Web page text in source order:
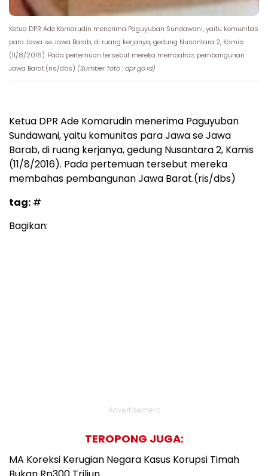
Ketua DPR Ade Komarudin menerima Paguyuban Sundawani, yaitu komunitas
para Jawa se Jawa Barab, di ruang kerjanya, gedung Nusantara 2, Kamis
(11/8/2016). Pada pertemuan tersebut mereka membahas pembangunan
Jawa Barat.(ris/dbs) (Sumber foto : dpr.go.id)
Ketua DPR Ade Komarudin menerima Paguyuban
Sundawani, yaitu komunitas para Jawa se Jawa
Barab, di ruang kerjanya, gedung Nusantara 2, Kamis
(11/8/2016). Pada pertemuan tersebut mereka
membahas pembangunan Jawa Barat.(ris/dbs)
tag: #
Bagikan:
Advertisement
TEROPONG JUGA:
MA Koreksi Kerugian Negara Kasus Korupsi Timah